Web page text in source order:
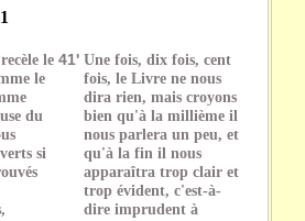
le
le
du
si
41' Une fois, dix fois, cent
fois, le Livre ne nous
dira rien, mais croyons
bien qu'à la millième il
nous parlera un peu, et
qu'à la fin il nous
apparaîtra trop clair et
trop évident, c'est-à-
dire imprudent à